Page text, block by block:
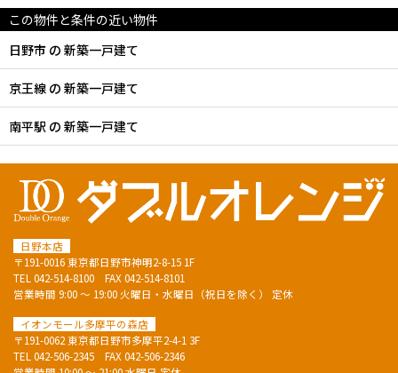
この物件と条件の近い物件
日野市 の 新築一戸建て
京王線 の 新築一戸建て
南平駅 の 新築一戸建て
日野本店
〒191-0016 東京都日野市神明2-8-15 1F
TEL 042-514-8100 FAX 042-514-8101
営業時間 9:00 ～ 19:00 火曜日・水曜日（祝日を除く） 定休
イオンモール多摩平の森店
〒191-0062 東京都日野市多摩平2-4-1 3F
TEL 042-506-2345 FAX 042-506-2346